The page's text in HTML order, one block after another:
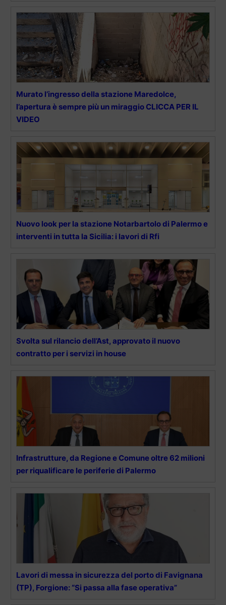
Murato l’ingresso della stazione Maredolce,
l’apertura è sempre più un miraggio CLICCA PER IL
VIDEO
Nuovo look per la stazione Notarbartolo di Palermo e
interventi in tutta la Sicilia: i lavori di Rfi
Svolta sul rilancio dell’Ast, approvato il nuovo
contratto per i servizi in house
Infrastrutture, da Regione e Comune oltre 62 milioni
per riqualificare le periferie di Palermo
Lavori di messa in sicurezza del porto di Favignana
(TP), Forgione: “Si passa alla fase operativa”